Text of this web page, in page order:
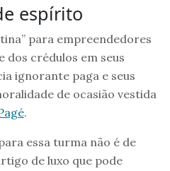
espírito
para empreendedores
dos crédulos em seus
ignorante paga e seus
de ocasião vestida
.
essa turma não é de
de luxo que pode